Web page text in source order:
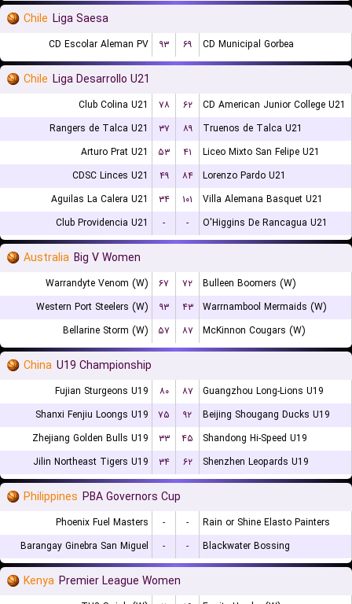
Chile Liga Saesa
CD Escolar Aleman PV ۹۳ ۶۹ CD Municipal Gorbea
Chile Liga Desarrollo U21
Club Colina U21 ۷۸ ۶۲
CD American Junior College U21
Rangers de Talca U21
۳۷ ۸۹
Truenos de Talca U21
Arturo Prat U21
۵۳ ۴۱
Liceo Mixto San Felipe U21
CDSC Linces U21
۴۹ ۸۴
Lorenzo Pardo U21
Aguilas La Calera U21
۳۴ ۱۰۱
Villa Alemana Basquet U21
Club Providencia U21
- - O'Higgins De Rancagua U21
Australia Big V Women
Warrandyte Venom (W) ۶۷ ۷۲
Bulleen Boomers (W)
Western Port Steelers (W)
۹۳ ۴۳
Warrnambool Mermaids (W)
Bellarine Storm (W)
۵۷ ۸۷ McKinnon Cougars (W)
China U19 Championship
Fujian Sturgeons U19 ۸۰ ۸۷
Guangzhou Long-Lions U19
Shanxi Fenjiu Loongs U19
۷۵ ۹۲
Beijing Shougang Ducks U19
Zhejiang Golden Bulls U19
۳۳ ۴۵
Shandong Hi-Speed U19
Jilin Northeast Tigers U19
۳۴ ۶۲ Shenzhen Leopards U19
Philippines PBA Governors Cup
Phoenix Fuel Masters - -
Rain or Shine Elasto Painters
Barangay Ginebra San Miguel
- - Blackwater Bossing
Kenya Premier League Women